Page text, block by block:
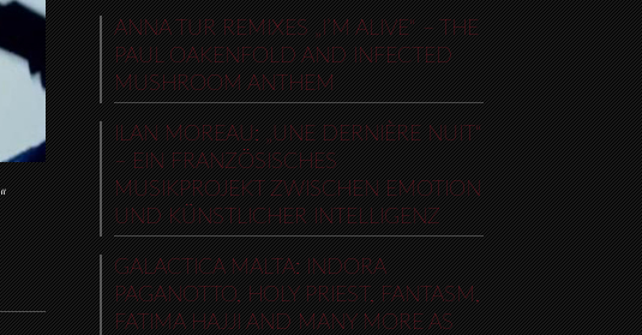
ANNA TUR REMIXES „I’M ALIVE“ – THE
PAUL OAKENFOLD AND INFECTED
MUSHROOM ANTHEM
ILAN MOREAU: „UNE DERNIÈRE NUIT“
– EIN FRANZÖSISCHES
MUSIKPROJEKT ZWISCHEN EMOTION
UND KÜNSTLICHER INTELLIGENZ
GALACTICA MALTA: INDORA
PAGANOTTO, HOLY PRIEST, FANTASM,
FATIMA HAJJI AND MANY MORE AS